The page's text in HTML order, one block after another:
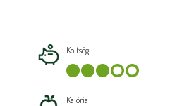
Költség
Kalória